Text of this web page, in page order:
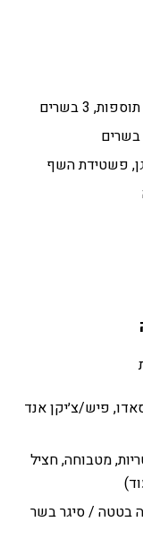
פיש/צ׳יקן אנד
פטריות, מטבוחה, חציל
בטטה / סיגר בשר